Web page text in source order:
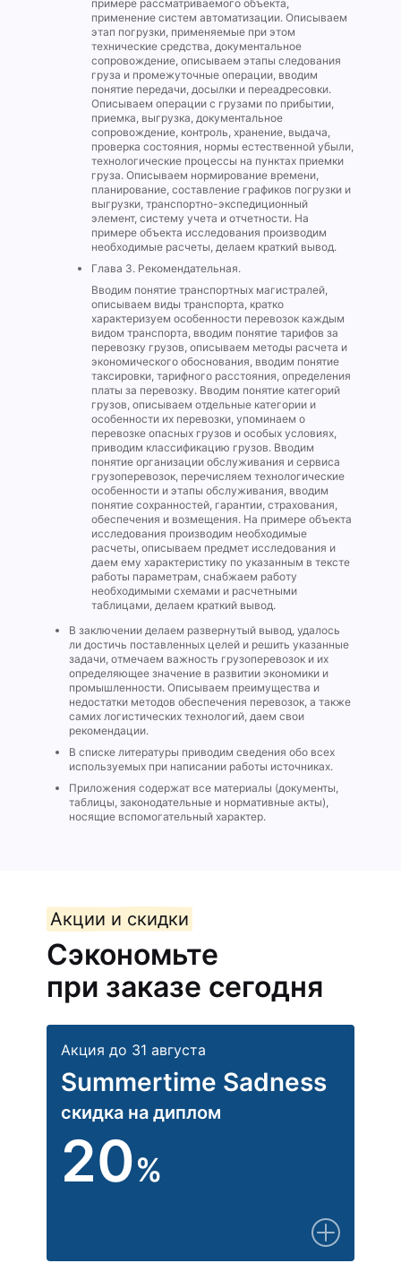
примере рассматриваемого объекта,
применение систем автоматизации. Описываем
этап погрузки, применяемые при этом
технические средства, документальное
сопровождение, описываем этапы следования
груза и промежуточные операции, вводим
понятие передачи, досылки и переадресовки.
Описываем операции с грузами по прибытии,
приемка, выгрузка, документальное
сопровождение, контроль, хранение, выдача,
проверка состояния, нормы естественной убыли,
технологические процессы на пунктах приемки
груза. Описываем нормирование времени,
планирование, составление графиков погрузки и
выгрузки, транспортно-экспедиционный
элемент, систему учета и отчетности. На
примере объекта исследования производим
необходимые расчеты, делаем краткий вывод.
Глава 3. Рекомендательная.
Вводим понятие транспортных магистралей,
описываем виды транспорта, кратко
характеризуем особенности перевозок каждым
видом транспорта, вводим понятие тарифов за
перевозку грузов, описываем методы расчета и
экономического обоснования, вводим понятие
таксировки, тарифного расстояния, определения
платы за перевозку. Вводим понятие категорий
грузов, описываем отдельные категории и
особенности их перевозки, упоминаем о
перевозке опасных грузов и особых условиях,
приводим классификацию грузов. Вводим
понятие организации обслуживания и сервиса
грузоперевозок, перечисляем технологические
особенности и этапы обслуживания, вводим
понятие сохранностей, гарантии, страхования,
обеспечения и возмещения. На примере объекта
исследования производим необходимые
расчеты, описываем предмет исследования и
даем ему характеристику по указанным в тексте
работы параметрам, снабжаем работу
необходимыми схемами и расчетными
таблицами, делаем краткий вывод.
В заключении делаем развернутый вывод, удалось
ли достичь поставленных целей и решить указанные
задачи, отмечаем важность грузоперевозок и их
определяющее значение в развитии экономики и
промышленности. Описываем преимущества и
недостатки методов обеспечения перевозок, а также
самих логистических технологий, даем свои
рекомендации.
В списке литературы приводим сведения обо всех
используемых при написании работы источниках.
Приложения содержат все материалы (документы,
таблицы, законодательные и нормативные акты),
носящие вспомогательный характер.
Акции и скидки
Сэкономьте
при заказе сегодня
Акция до 31 августа
Summertime Sadness
скидка на диплом
20%